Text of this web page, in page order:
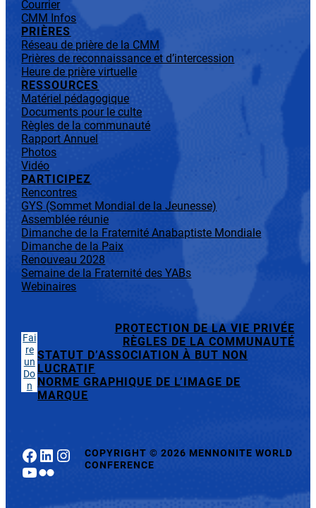
Courrier
CMM Infos
PRIÈRES
Réseau de prière de la CMM
Prières de reconnaissance et d’intercession
Heure de prière virtuelle
RESSOURCES
Matériel pédagogique
Documents pour le culte
Règles de la communauté
Rapport Annuel
Photos
Vidéo
PARTICIPEZ
Rencontres
GYS (Sommet Mondial de la Jeunesse)
Assemblée réunie
Dimanche de la Fraternité Anabaptiste Mondiale
Dimanche de la Paix
Renouveau 2028
Semaine de la Fraternité des YABs
Webinaires
Fai
re
un
Do
n
PROTECTION DE LA VIE PRIVÉE
RÈGLES DE LA COMMUNAUTÉ
STATUT D’ASSOCIATION À BUT NON
LUCRATIF
NORME GRAPHIQUE DE L’IMAGE DE
MARQUE
Facebook
LinkedIn
Instagram
YouTube
Flickr
COPYRIGHT© 2026 MENNONITE WORLD
CONFERENCE